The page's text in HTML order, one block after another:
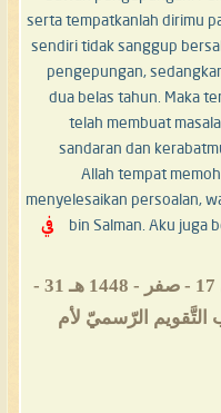
serta tempatkanlah dirimu
sendiri tidak sanggup
pengepungan,
dua belas tahun. Maka
telah membuat
sandaran dan
Allah tempat
menyelesaikan persoalan,
bin Salman. Aku juga
في
الإمام المهديّ ناصِر مُحَمَّد اليمانيّ 17 - صفر - 1448 هـ 31 -
(بحسب التَّقويم الرّسميّ لأم